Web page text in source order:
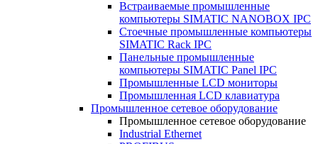
Встраиваемые промышленные
компьютеры SIMATIC NANOBOX IPC
Стоечные промышленные компьютеры
SIMATIC Rack IPC
Панельные промышленные
компьютеры SIMATIC Panel IPC
Промышленные LCD мониторы
Промышленная LCD клавиатура
Промышленное сетевое оборудование
Промышленное сетевое оборудование
Industrial Ethernet